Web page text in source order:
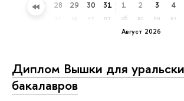
27 28 29 30
чт
31
пт
Август 2026
1
сб
2
вс
3
пн
4
вт
Диплом Вышки для
бакалавров